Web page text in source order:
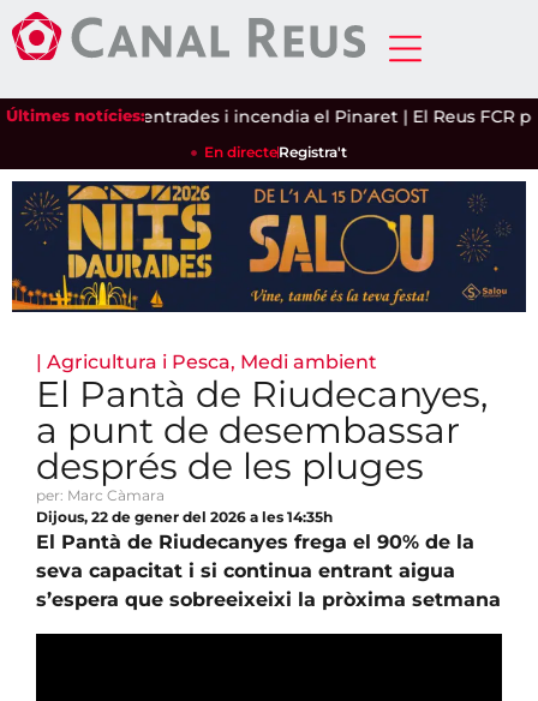
Últimes notícies:
exhaureix entrades i incendia el Pinaret|El Reus FCR perd
En directeRegistra't
| Agricultura i Pesca, Medi ambient
El Pantà de Riudecanyes,
a punt de desembassar
després de les pluges
per: Marc Càmara
Dijous, 22 de gener del 2026 a les 14:35h
El Pantà de Riudecanyes frega el 90% de la
seva capacitat i si continua entrant aigua
s’espera que sobreeixeixi la pròxima setmana